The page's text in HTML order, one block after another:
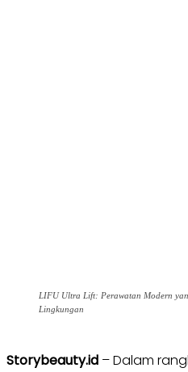
LIFU Ultra Lift: Perawatan Modern
Lingkungan
Storybeauty.id – Dalam